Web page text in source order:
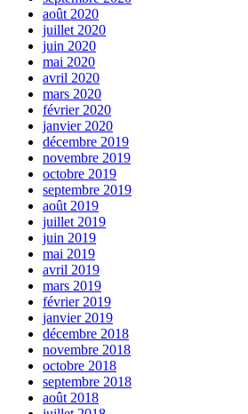
août 2020
juillet 2020
juin 2020
mai 2020
avril 2020
mars 2020
février 2020
janvier 2020
décembre 2019
novembre 2019
octobre 2019
septembre 2019
août 2019
juillet 2019
juin 2019
mai 2019
avril 2019
mars 2019
février 2019
janvier 2019
décembre 2018
novembre 2018
octobre 2018
septembre 2018
août 2018